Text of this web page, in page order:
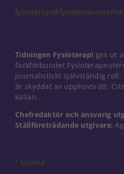
Tidningen Fysioterapi ges ut
fackförbundet
journalistiskt självständig roll.
är skyddat av upphovsrätt.
källan.
Chefredaktör och ansvarig
Ställföreträdande utgivare:
Lyssna